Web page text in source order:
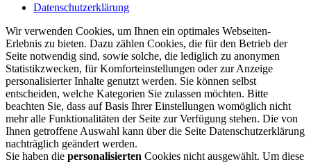
Datenschutzerklärung
Wir verwenden Cookies, um Ihnen ein optimales Webseiten-
Erlebnis zu bieten. Dazu zählen Cookies, die für den Betrieb der
Seite notwendig sind, sowie solche, die lediglich zu anonymen
Statistikzwecken, für Komforteinstellungen oder zur Anzeige
personalisierter Inhalte genutzt werden. Sie können selbst
entscheiden, welche Kategorien Sie zulassen möchten. Bitte
beachten Sie, dass auf Basis Ihrer Einstellungen womöglich nicht
mehr alle Funktionalitäten der Seite zur Verfügung stehen. Die von
Ihnen getroffene Auswahl kann über die Seite Datenschutzerklärung
nachträglich geändert werden.
Sie haben die personalisierten Cookies nicht ausgewählt. Um diese